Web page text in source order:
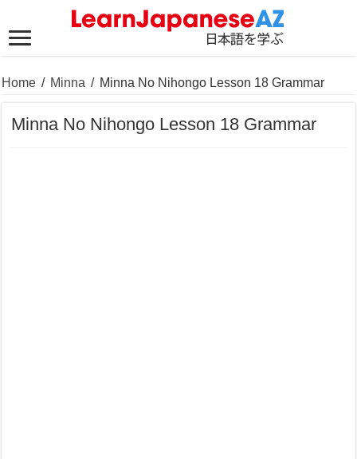
Home / Minna / Minna No Nihongo Lesson 18 Grammar
Minna No Nihongo Lesson 18 Grammar